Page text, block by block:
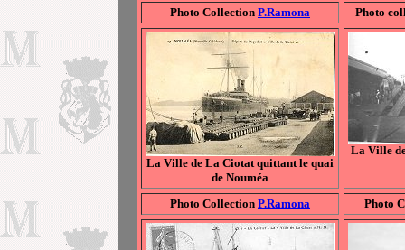
Photo Collection P.Ramona Photo
La Ville de La Ciotat quittant le quai
de Nouméa
La Ville
Photo Collection P.Ramona Photo